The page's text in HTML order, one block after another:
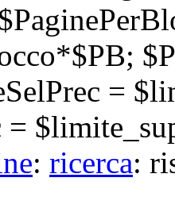
=
=
: ricerca: